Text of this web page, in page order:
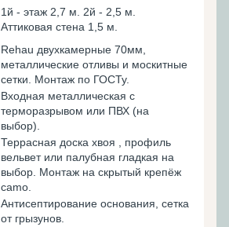
1й - этаж 2,7 м. 2й - 2,5 м.
Аттиковая стена 1,5 м.
Rehau двухкамерные 70мм,
металлические отливы и москитные
сетки. Монтаж по ГОСТу.
Входная металлическая с
терморазрывом или ПВХ (на
выбор).
Террасная доска хвоя , профиль
вельвет или палубная гладкая на
выбор. Монтаж на скрытый крепёж
camo.
Антисептирование основания, cетка
от грызунов.